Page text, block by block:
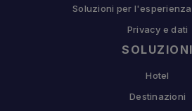
Soluzioni per
Privacy e dati
SOLUZIONI
Hotel
Destinazioni